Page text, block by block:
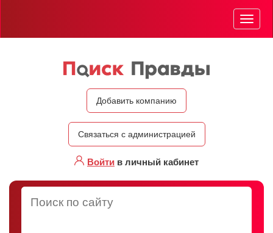
Добавить компанию
Связаться с администрацией
Войти в личный кабинет
Меню